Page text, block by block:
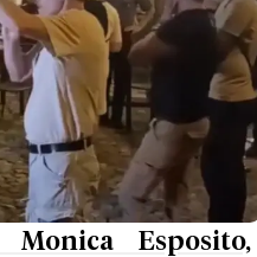
Esposito,